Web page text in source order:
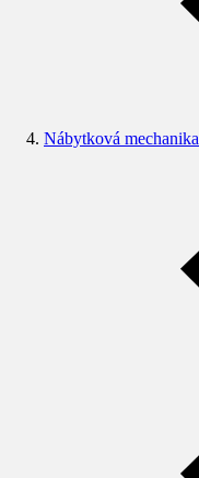
Nábytková mechanika